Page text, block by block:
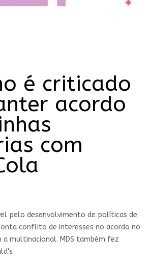
é criticado
acordo
com
pelo desenvolvimento de políticas de
conflito de interesses no acordo no
multinacional. MDS também fez